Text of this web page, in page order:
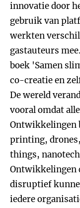
innovatie door
gebruik van
werkten
gastauteurs
boek 'Samen
co-creatie en
De wereld
vooral omdat
Ontwikkelingen
printing,
things,
Ontwikkelingen
disruptief
iedere